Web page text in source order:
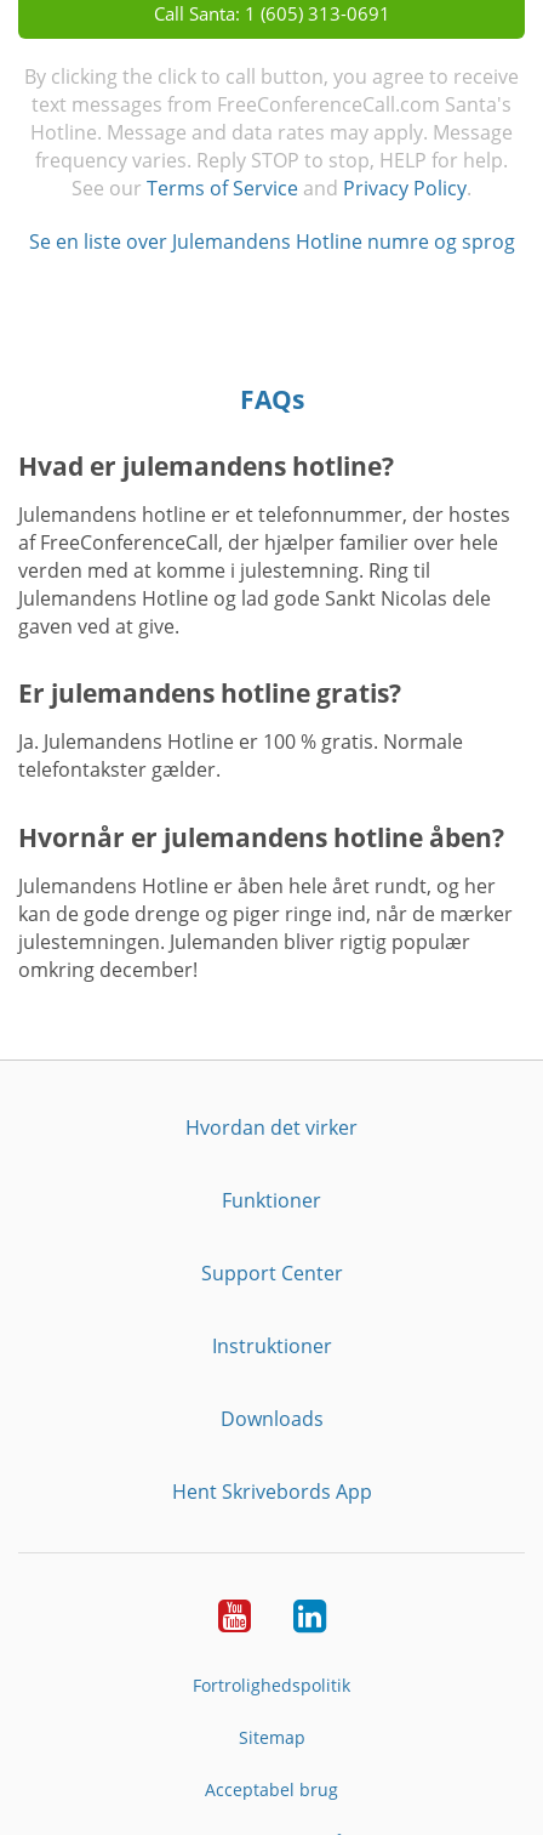
Call Santa: 1 (605) 313-0691
By clicking the click to call button, you agree to receive
text messages from FreeConferenceCall.com Santa's
Hotline. Message and data rates may apply. Message
frequency varies. Reply STOP to stop, HELP for help.
See our Terms of Service and Privacy Policy.
Se en liste over Julemandens Hotline numre og sprog
FAQs
Hvad er julemandens hotline?
Julemandens hotline er et telefonnummer, der hostes
af FreeConferenceCall, der hjælper familier over hele
verden med at komme i julestemning. Ring til
Julemandens Hotline og lad gode Sankt Nicolas dele
gaven ved at give.
Er julemandens hotline gratis?
Ja. Julemandens Hotline er 100 % gratis. Normale
telefontakster gælder.
Hvornår er julemandens hotline åben?
Julemandens Hotline er åben hele året rundt, og her
kan de gode drenge og piger ringe ind, når de mærker
julestemningen. Julemanden bliver rigtig populær
omkring december!
Hvordan det virker
Funktioner
Support Center
Instruktioner
Downloads
Hent Skrivebords App
YouTubeLinkedIn
Fortrolighedspolitik
Sitemap
Acceptabel brug